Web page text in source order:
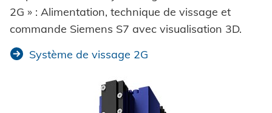
2G » : Alimentation, technique de vissage et
commande Siemens S7 avec visualisation 3D.
Système de vissage 2G